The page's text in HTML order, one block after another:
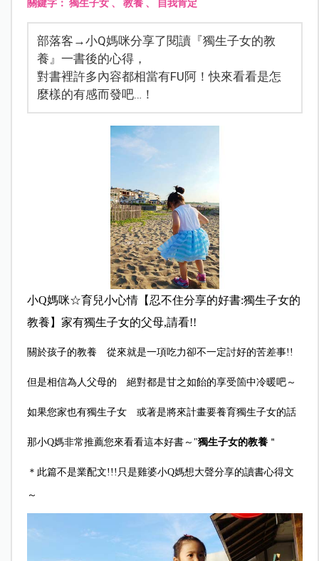
關鍵字： 獨生子女、 教養、 自我肯定
部落客→小Q媽咪分享了閱讀『獨生子女的教
養』一書後的心得，
對書裡許多內容都相當有FU阿！快來看看是怎
麼樣的有感而發吧…！
小Q媽咪☆育兒小心情【忍不住分享的好書:獨生子女的
教養】家有獨生子女的父母,請看!!
關於孩子的教養 從來就是一項吃力卻不一定討好的苦差事!!
但是相信為人父母的 絕對都是甘之如飴的享受箇中冷暖吧～
如果您家也有獨生子女 或著是將來計畫要養育獨生子女的話
那小Q媽非常推薦您來看看這本好書～ "獨生子女的教養＂
＊此篇不是業配文!!!只是雞婆小Q媽想大聲分享的讀書心得文
～